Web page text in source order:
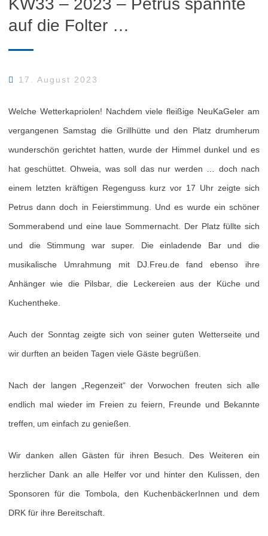
KW33 – 2023 – Petrus spannte
auf die Folter …
17. August 2023
Welche Wetterkapriolen! Nachdem viele fleißige NeuKaGeler am
vergangenen Samstag die Grillhütte und den Platz drumherum
wunderschön gerichtet hatten‚ wurde der Himmel dunkel und es
hat geschüttet. Ohweia, was soll das nur werden … doch nach
einem letzten kräftigen Regenguss kurz vor 17 Uhr zeigte sich
Petrus dann doch in Feierstimmung. Und es wurde ein schöner
Sommerabend und eine laue Sommernacht. Der Platz füllte sich
und die Stimmung war super. Die einladende Bar und die
musikalische Umrahmung mit DJ.Freu.de fand ebenso ihre
Anhänger wie die Pilsbar, die Leckereien aus der Küche und
Kuchentheke.
Auch der Sonntag zeigte sich von seiner guten Wetterseite und
wir durften an beiden Tagen viele Gäste begrüßen.
Nach der langen „Regenzeit“ der Vorwochen freuten sich alle
endlich mal wieder im Freien zu feiern, Freunde und Bekannte
treffen‚ um einfach zu genießen.
Wir danken allen Gästen für ihren Besuch. Des Weiteren ein
herzlicher Dank an alle Helfer vor und hinter den Kulissen, den
Sponsoren für die Tombola, den KuchenbäckerInnen und dem
DRK für ihre Bereitschaft.